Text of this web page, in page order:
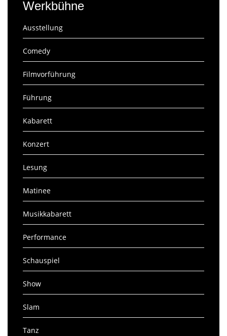
Werkbühne
Ausstellung
Comedy
Filmvorführung
Führung
Kabarett
Konzert
Lesung
Matinee
Musikkabarett
Performance
Schauspiel
Show
Slam
Tanz